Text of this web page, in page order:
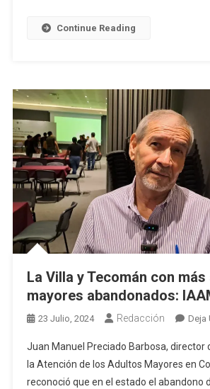
Continue Reading
La Villa y Tecomán con
mayores abandonados:
23 Julio, 2024 Redacción Deja
Juan Manuel Preciado Barbosa, director
la Atención de los Adultos Mayores en
reconoció que en el estado el abandono